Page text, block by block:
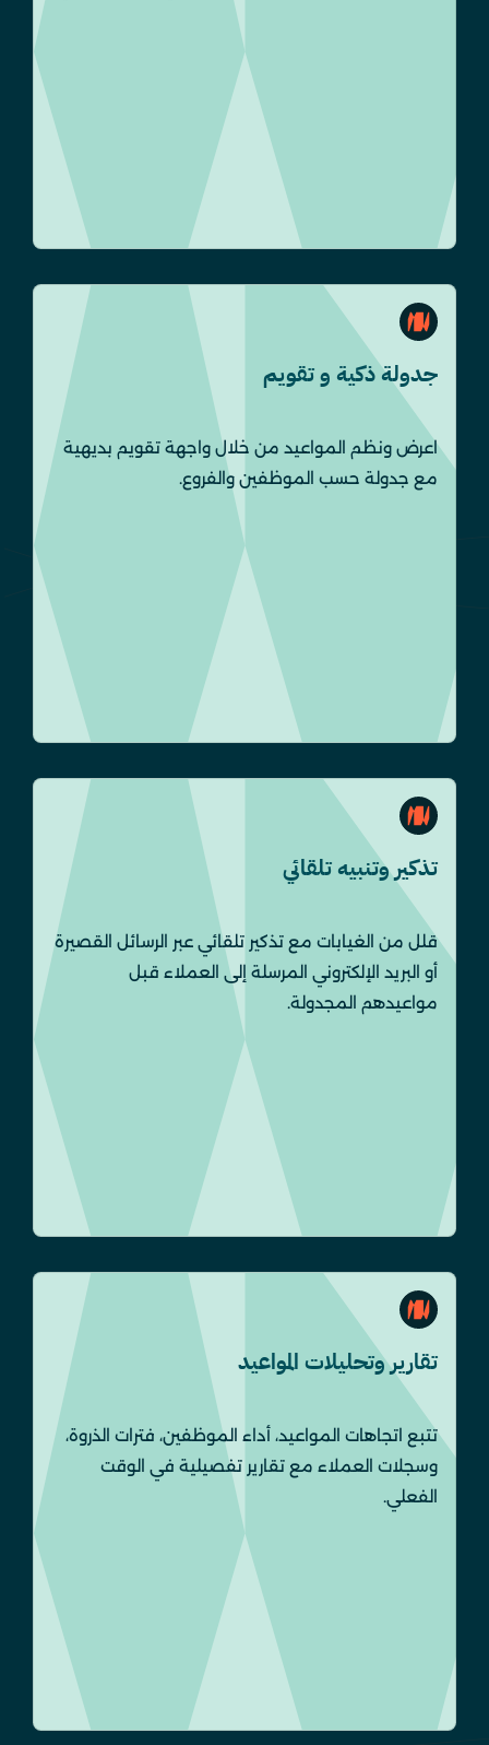
جدولة ذكية و تقويم
اعرض ونظم المواعيد من خلال واجهة تقويم بديهية
مع جدولة حسب الموظفين والفروع.
تذكير وتنبيه تلقائي
قلل من الغيابات مع تذكير تلقائي عبر الرسائل القصيرة
أو البريد الإلكتروني المرسلة إلى العملاء قبل
مواعيدهم المجدولة.
تقارير وتحليلات المواعيد
تتبع اتجاهات المواعيد، أداء الموظفين، فترات الذروة،
وسجلات العملاء مع تقارير تفصيلية في الوقت
الفعلي.